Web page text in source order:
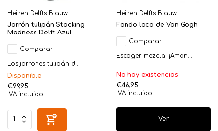
Heinen Delfts Blauw
Jarrón tulipán Stacking
Madness Delft Azul
Comparar
Los jarrones tulipán d...
Disponible
€99,95
IVA incluido
Heinen Delfts Blauw
Fondo loco de Van Gogh
Comparar
Escoger. mezcla. ¡Amon...
No hay existencias
€46,95
IVA incluido
Ver